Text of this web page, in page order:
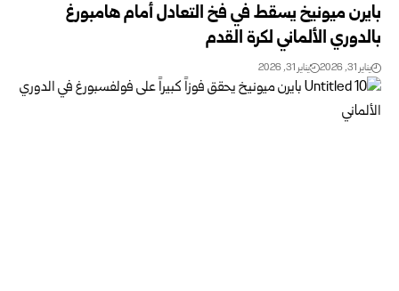
بايرن ميونيخ يسقط في فخ التعادل أمام هامبورغ
بالدوري الألماني لكرة القدم
يناير 31, 2026 يناير 31, 2026